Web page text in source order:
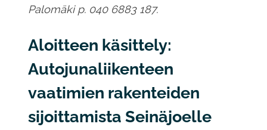
Palomäki p. 040 6883 187.
Aloitteen käsittely:
Autojunaliikenteen
vaatimien rakenteiden
sijoittamista Seinäjoelle